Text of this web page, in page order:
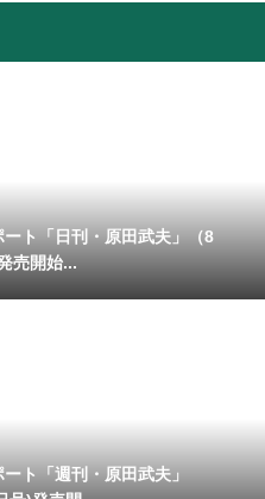
ト「日刊・原田武夫」（8
売開始...
ト「週刊・原田武夫」